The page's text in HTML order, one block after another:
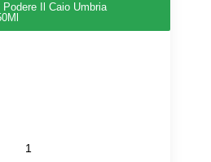
Il Caio Umbria